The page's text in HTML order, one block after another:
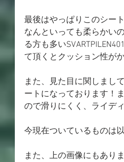
最後はやっぱりこのシート
なんといっても柔らかい
る方も多い
て頂くとクッション性が
また、見た目に関しまし
ートになっております！
ので滑りにくく、ライデ
今現在ついているものは
また、上の画像にもあり